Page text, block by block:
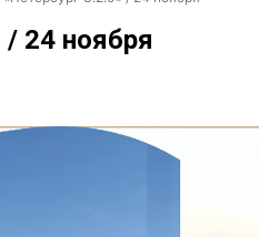
/ 24 ноября